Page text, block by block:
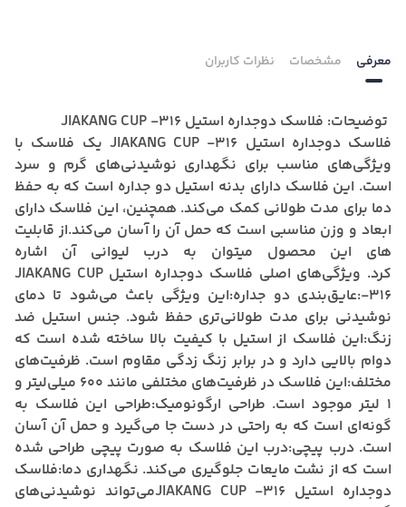
معرفی مشخصات نظرات کاربران
توضیحات: فلاسک دوجداره استیل JIAKANG CUP -316
فلاسک دوجداره استیل JIAKANG CUP -316 یک فلاسک با
ویژگی‌های مناسب برای نگهداری نوشیدنی‌های گرم و سرد
است. این فلاسک دارای بدنه استیل دو جداره است که به حفظ
دما برای مدت طولانی کمک می‌کند. همچنین، این فلاسک دارای
ابعاد و وزن مناسبی است که حمل آن را آسان می‌کند.از قابلیت
های این محصول میتوان به درب لیوانی آن اشاره
کرد.
ویژگی‌های اصلی فلاسک دوجداره استیل JIAKANG CUP
-316: عایق‌بندی دو جداره:این ویژگی باعث می‌شود تا دمای
نوشیدنی برای مدت طولانی‌تری حفظ شود. جنس استیل ضد
زنگ:این فلاسک از استیل با کیفیت بالا ساخته شده است که
دوام بالایی دارد و در برابر زنگ زدگی مقاوم است. ظرفیت‌های
مختلف:
این فلاسک در ظرفیت‌های مختلفی مانند 600 میلی‌لیتر و
1 لیتر موجود است.
طراحی ارگونومیک:طراحی این فلاسک به
گونه‌ای است که به راحتی در دست جا می‌گیرد و حمل آن آسان
است. درب پیچی:درب این فلاسک به صورت پیچی طراحی شده
است که از نشت مایعات جلوگیری می‌کند. نگهداری دما:فلاسک
دوجداره استیل JIAKANG CUP -316می‌تواند نوشیدنی‌های